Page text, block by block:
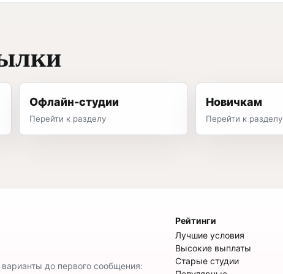
Офлайн-студии
Перейти к разделу
Новичкам
Перейти к разделу
варианты до первого сообщения:
Рейтинги
Лучшие условия
Высокие выплаты
Старые студии